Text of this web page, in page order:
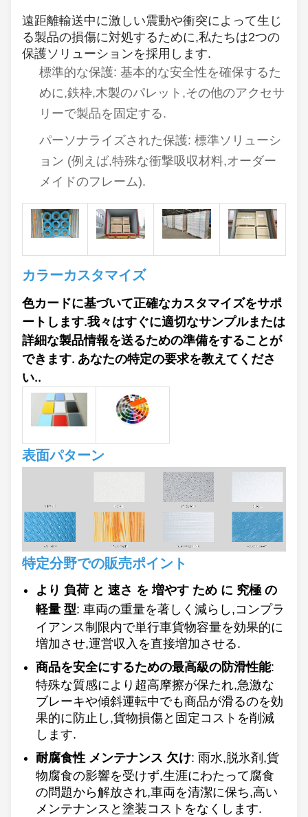
遠距離輸送中に激しい震動や衝突によって生じ
る製品の損傷に対処するために,私たちは2つの
保護ソリューションを採用します.
標準的な保護: 基本的な安全性を確保するた
めに,鉄枠,木製のパレット,その他のアクセサ
リーで製品を固定する.
パーソナライズされた保護: 標準ソリューシ
ョン (例えば,特殊な衝撃吸収材料,オーダー
メイドのフレーム).
カラーカスタマイズ
色カードに基づいて正確なカスタマイズをサポ
ートします.我々はすぐに適切なサンプルまたは
詳細な製品情報を送るための準備をすることが
できます. あなたの特定の要求を教えてくださ
い..
表面パターン
特定分野での販売ポイント
より 負荷 と 速さ を 増やす ため に 究極 の
軽量 型: 車両の重量を著しく減らし,コンプラ
イアンス制限内で単行車貨物容量を効果的に
増加させ,運営収入を直接増加させる.
商品を安全にするための最高級の防滑性能:
特殊な質感により超高摩擦が保たれ,急激な
ブレーキや傾斜運転中でも商品が滑るのを効
果的に防止し,貨物損傷と固定コストを削減
します.
耐腐食性 メンテナンス 欠け: 雨水,脱氷剤,貨
物腐食の影響を受けず,生涯にわたって腐食
の問題から解放され,車両を清潔に保ち,高い
メンテナンスと塗装コストをなくします.